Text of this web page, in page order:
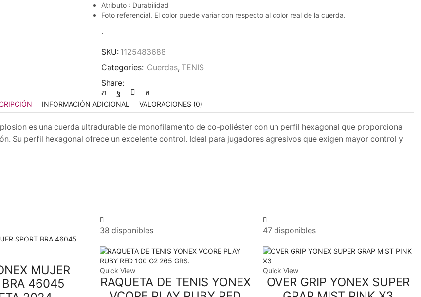
Atributo : Durabilidad
Foto referencial. El color puede variar con respecto al color real de la cuerda.
.
SKU: 1125483688
Categories: Cuerdas, TENIS
Share:
INFORMACIÓN ADICIONAL VALORACIONES (0)
es una cuerda ultradurable de monofilamento de co-poliéster con un perfil hexagonal que proporciona
Su perfil hexagonal ofrece un excelente control. Ideal para jugadores agresivos que exigen mayor control y
MUJER
BRA 46045
38 disponibles
Quick View
RAQUETA DE TENIS YONEX
47 disponibles
Quick View
OVER GRIP YONEX SUPER